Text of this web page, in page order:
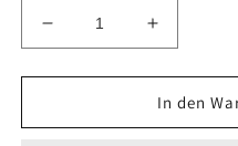
Verringere
die
Menge
Marshall,
Erhöhe
die
Menge
für
Marshall,
In den